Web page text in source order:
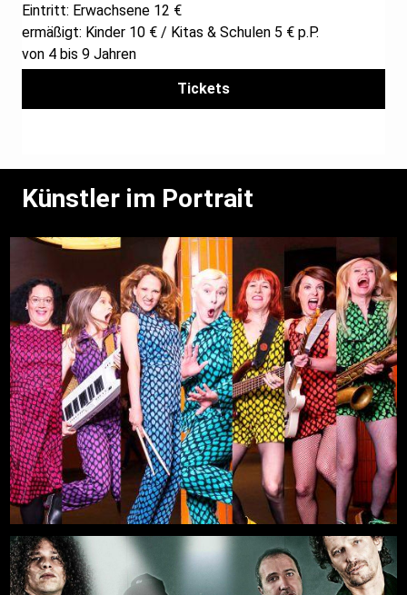
Eintritt: Erwachsene 12 €
ermäßigt: Kinder 10 € / Kitas & Schulen 5 € p.P.
von 4 bis 9 Jahren
Tickets
Künstler im Portrait
Titanium
29.08.2026, 19:00
Freilichtbühne an der Zitadelle
Mehr